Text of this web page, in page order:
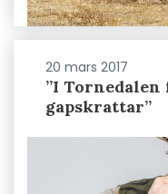
20 mars 2017
”I
gapskrattar”